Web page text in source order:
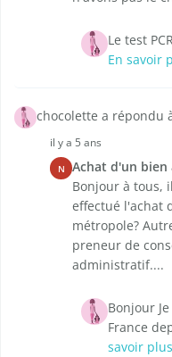
Le test
En savoir
chocolette a répondu
il y a 5 ans
N Achat d'un bien
Bonjour à tous,
effectué l'achat
métropole?
preneur de
administratif....
Bonjour
France
savoir plus